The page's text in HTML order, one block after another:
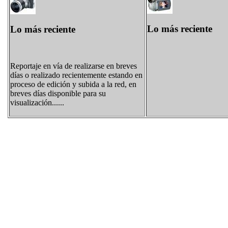
Lo más reciente
Reportaje en vía de realizarse en breves
días o realizado recientemente estando en
proceso de edición y subida a la red, en
breves días disponible para su
visualización......
Lo más reciente